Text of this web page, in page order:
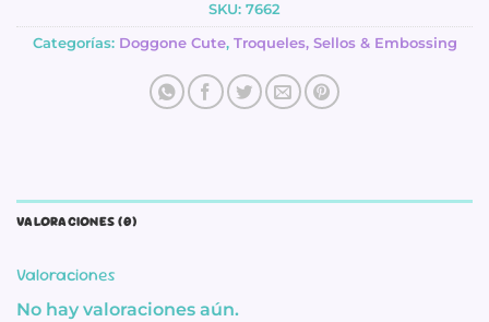
SKU: 7662
Categorías: Doggone Cute, Troqueles, Sellos & Embossing
VALORACIONES (0)
Valoraciones
No hay valoraciones aún.